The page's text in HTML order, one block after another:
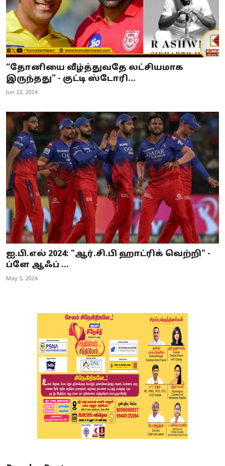
“தோனியை வீழ்த்துவதே லட்சியமாக
இருந்தது” - குட்டி ஸ்டோரி...
Jun 22, 2024
ஐ.பி.எல் 2024: "ஆர்.சி.பி ஹாட்ரிக் வெற்றி" -
ப்ளே ஆஃப் ...
May 5, 2024